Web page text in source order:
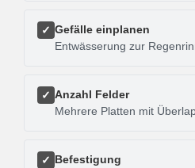
✓ Gefälle einplanen
Entwässerung zur
✓ Anzahl Felder
Mehrere Platten mit
✓ Befestigung